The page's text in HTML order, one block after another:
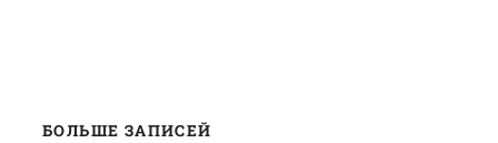
БОЛЬШЕ ЗАПИСЕЙ